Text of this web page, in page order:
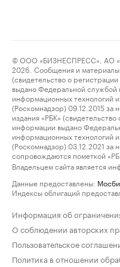
© ООО «БИЗНЕСПРЕСС», АО
2026. Сообщения и материалы
(свидетельство о
выдано Федеральной службой
информационных технологий
(Роскомнадзор) 09.12.2015
издания «РБК»
информации выдано
информационных технологий
(Роскомнадзор) 03.12.2021
сопровождаются пометкой
Владельцем сайта является
Данные предоставлены:
Индексы облигаций
Информация об
О соблюдении авторских
Пользовательское
Политика в отношении